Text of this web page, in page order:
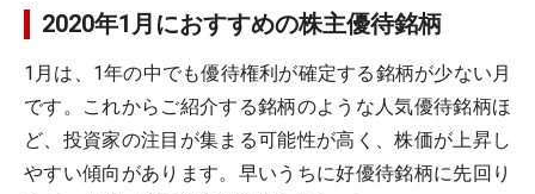
2020年1月におすすめの株主優待銘柄
1月は、1年の中でも優待権利が確定する銘柄が少ない月
です。これからご紹介する銘柄のような人気優待銘柄ほ
ど、投資家の注目が集まる可能性が高く、株価が上昇し
やすい傾向があります。早いうちに好優待銘柄に先回り